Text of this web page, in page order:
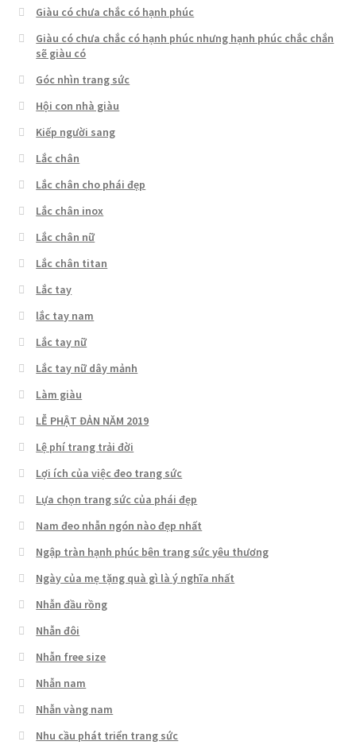
Giàu có chưa chắc có hạnh phúc
Giàu có chưa chắc có hạnh phúc nhưng hạnh phúc chắc chắn
sẽ giàu có
Góc nhìn trang sức
Hội con nhà giàu
Kiếp người sang
Lắc chân
Lắc chân cho phái đẹp
Lắc chân inox
Lắc chân nữ
Lắc chân titan
Lắc tay
lắc tay nam
Lắc tay nữ
Lắc tay nữ dây mảnh
Làm giàu
LỄ PHẬT ĐẢN NĂM 2019
Lệ phí trang trải đời
Lợi ích của việc đeo trang sức
Lựa chọn trang sức của phái đẹp
Nam đeo nhẫn ngón nào đẹp nhất
Ngập tràn hạnh phúc bên trang sức yêu thương
Ngày của mẹ tặng quà gì là ý nghĩa nhất
Nhẫn đầu rồng
Nhẫn đôi
Nhẫn free size
Nhẫn nam
Nhẫn vàng nam
Nhu cầu phát triển trang sức